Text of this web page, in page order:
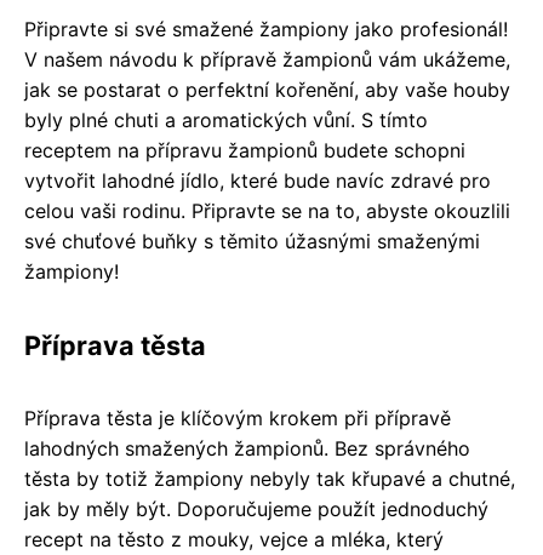
Připravte si své smažené žampiony jako profesionál!
V našem návodu k přípravě žampionů vám ukážeme,
jak se postarat o perfektní kořenění, aby vaše houby
byly plné chuti a aromatických vůní. S tímto
receptem na přípravu žampionů budete schopni
vytvořit lahodné jídlo, které bude navíc zdravé pro
celou vaši rodinu. Připravte se na to, abyste okouzlili
své chuťové buňky s těmito úžasnými smaženými
žampiony!
Příprava těsta
Příprava těsta je klíčovým krokem při přípravě
lahodných smažených žampionů. Bez správného
těsta by totiž žampiony nebyly tak křupavé a chutné,
jak by měly být. Doporučujeme použít jednoduchý
recept na těsto z mouky, vejce a mléka, který